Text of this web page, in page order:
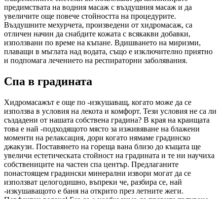
предимствата на водния масаж с въздушния масаж и да
увеличите още повече стойността на процедурите.
Въздушните мехурчета, произведени от хидромасаж, са
отличен начин да снабдите кожата с всякакви добавки,
използвани по време на къпане. Вдишването на миризми,
плаващи в мъглата над водата, също е изключително приятно
и подпомага лечението на респираторни заболявания.
Спа в градината
Хидромасажът е още по -изкушаващ, когато може да се
използва в условия на лекота и комфорт. Тези условия не са ли
създадени от нашата собствена градина? В края на краищата
това е най -подходящото място за изживяване на блажени
моменти на релаксация, дори когато нямаме градинско
джакузи. Поставянето на гореща вана близо до къщата ще
увеличи естетическата стойност на градината и те ни научиха
собствениците на частен спа център. Предлаганите
понастоящем градински минерални извори могат да се
използват целогодишно, въпреки че, разбира се, най
-изкушаващото е баня на открито през летните жеги.